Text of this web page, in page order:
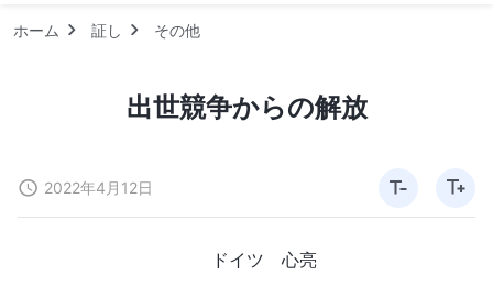
ホーム 証し その他
出世競争からの解放
2022年4月12日
ドイツ 心亮